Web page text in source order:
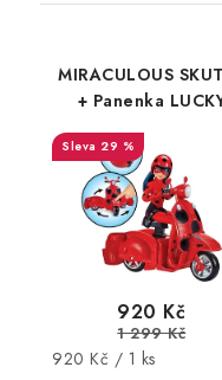
MIRACULOUS
+ Panenka
29 %
920 Kč
1 299 Kč
Měrná
920 Kč / 1 ks